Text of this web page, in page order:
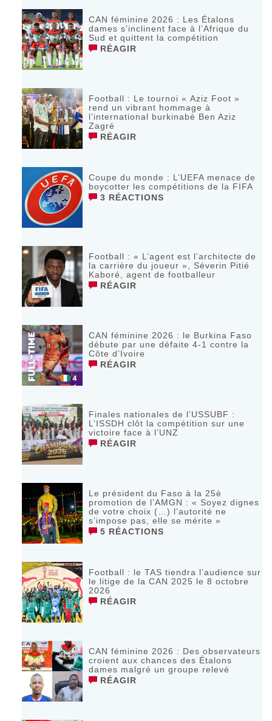
CAN féminine 2026 : Les Étalons
dames s’inclinent face à l’Afrique du
Sud et quittent la compétition
RÉAGIR
Football : Le tournoi « Aziz Foot »
rend un vibrant hommage à
l’international burkinabè Ben Aziz
Zagré
RÉAGIR
Coupe du monde : L’UEFA menace de
boycotter les compétitions de la FIFA
3 RÉACTIONS
Football : « L’agent est l’architecte de
la carrière du joueur », Séverin Pitié
Kaboré, agent de footballeur
RÉAGIR
CAN féminine 2026 : le Burkina Faso
débute par une défaite 4-1 contre la
Côte d’Ivoire
RÉAGIR
Finales nationales de l’USSUBF :
L’ISSDH clôt la compétition sur une
victoire face à l’UNZ
RÉAGIR
Le président du Faso à la 25è
promotion de l’AMGN : « Soyez dignes
de votre choix (…) l’autorité ne
s’impose pas, elle se mérite »
5 RÉACTIONS
Football : le TAS tiendra l’audience sur
le litige de la CAN 2025 le 8 octobre
2026
RÉAGIR
CAN féminine 2026 : Des observateurs
croient aux chances des Étalons
dames malgré un groupe relevé
RÉAGIR